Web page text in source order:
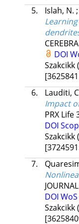
5.
Islah, N. ;
DOI
6.
Lauditi,
Impact
PRX Life
DOI
7.
DOI WoS